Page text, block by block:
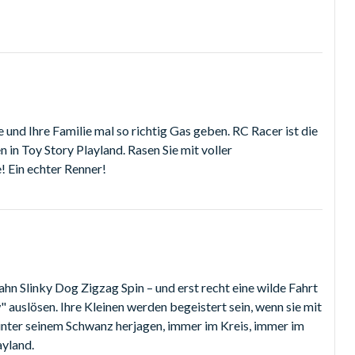
Ihre Familie mal so richtig Gas geben. RC Racer ist die
Toy Story Playland. Rasen Sie mit voller
echter Renner!
Slinky Dog Zigzag Spin – und erst recht eine wilde Fahrt
Ihre Kleinen werden begeistert sein, wenn sie mit
seinem Schwanz herjagen, immer im Kreis, immer im